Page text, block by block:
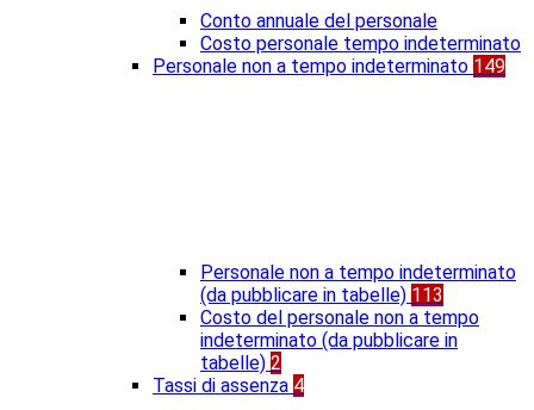
Conto annuale del personale
Costo personale tempo indeterminato
Personale non a tempo indeterminato 149
Personale non a tempo indeterminato
(da pubblicare in tabelle) 113
Costo del personale non a tempo
indeterminato (da pubblicare in
tabelle) 2
Tassi di assenza 4